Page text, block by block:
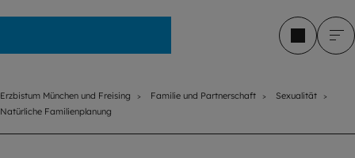
Erzbistum München und Freising Familie und Partnerschaft
Sexualität
Natürliche Familienplanung